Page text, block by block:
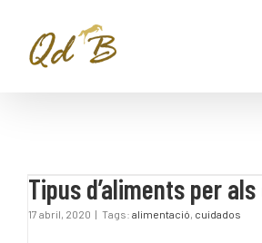
cavalls
Tipus d’aliments per
17 abril, 2020 | Tags: alimentació, cuidados